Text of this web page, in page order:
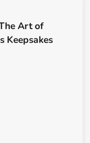
Art of
Keepsakes